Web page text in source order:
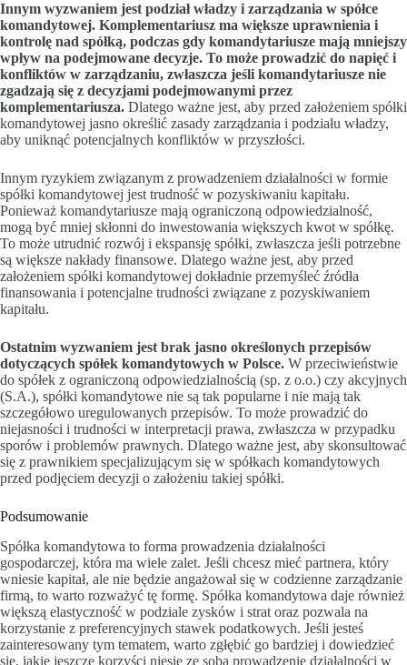
Innym wyzwaniem jest podział władzy i zarządzania w spółce
komandytowej. Komplementariusz ma większe uprawnienia i
kontrolę nad spółką, podczas gdy komandytariusze mają mniejszy
wpływ na podejmowane decyzje. To może prowadzić do napięć i
konfliktów w zarządzaniu, zwłaszcza jeśli komandytariusze nie
zgadzają się z decyzjami podejmowanymi przez
komplementariusza. Dlatego ważne jest, aby przed założeniem spółki
komandytowej jasno określić zasady zarządzania i podziału władzy,
aby uniknąć potencjalnych konfliktów w przyszłości.
Innym ryzykiem związanym z prowadzeniem działalności w formie
spółki komandytowej jest trudność w pozyskiwaniu kapitału.
Ponieważ komandytariusze mają ograniczoną odpowiedzialność,
mogą być mniej skłonni do inwestowania większych kwot w spółkę.
To może utrudnić rozwój i ekspansję spółki, zwłaszcza jeśli potrzebne
są większe nakłady finansowe. Dlatego ważne jest, aby przed
założeniem spółki komandytowej dokładnie przemyśleć źródła
finansowania i potencjalne trudności związane z pozyskiwaniem
kapitału.
Ostatnim wyzwaniem jest brak jasno określonych przepisów
dotyczących spółek komandytowych w Polsce. W przeciwieństwie
do spółek z ograniczoną odpowiedzialnością (sp. z o.o.) czy akcyjnych
(S.A.), spółki komandytowe nie są tak popularne i nie mają tak
szczegółowo uregulowanych przepisów. To może prowadzić do
niejasności i trudności w interpretacji prawa, zwłaszcza w przypadku
sporów i problemów prawnych. Dlatego ważne jest, aby skonsultować
się z prawnikiem specjalizującym się w spółkach komandytowych
przed podjęciem decyzji o założeniu takiej spółki.
Podsumowanie
Spółka komandytowa to forma prowadzenia działalności
gospodarczej, która ma wiele zalet. Jeśli chcesz mieć partnera, który
wniesie kapitał, ale nie będzie angażował się w codzienne zarządzanie
firmą, to warto rozważyć tę formę. Spółka komandytowa daje również
większą elastyczność w podziale zysków i strat oraz pozwala na
korzystanie z preferencyjnych stawek podatkowych. Jeśli jesteś
zainteresowany tym tematem, warto zgłębić go bardziej i dowiedzieć
się, jakie jeszcze korzyści niesie ze sobą prowadzenie działalności w